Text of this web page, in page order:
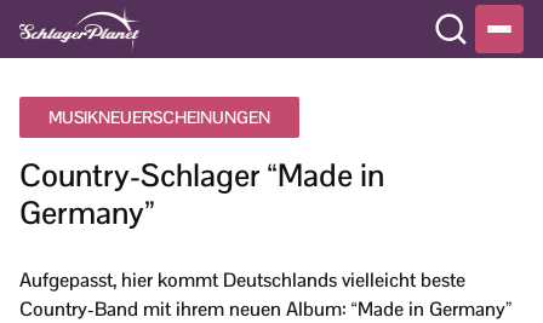
MUSIKNEUERSCHEINUNGEN
Country-Schlager “Made in
Germany”
Aufgepasst, hier kommt Deutschlands vielleicht beste
Country-Band mit ihrem neuen Album: “Made in Germany”